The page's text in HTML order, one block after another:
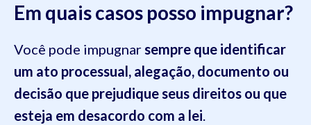
Em quais casos posso impugnar?
Você pode impugnarsempre que identificar
um ato processual, alegação, documento ou
decisão que prejudique seus direitos ou que
esteja em desacordo com a lei.